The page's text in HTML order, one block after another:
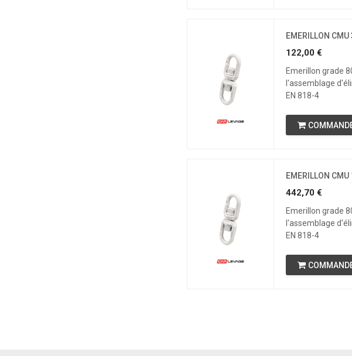
EMERILLON CMU
122,00€
Emerillon grade
l'assemblage
EN 818-4
EMERILLON CMU
442,70€
Emerillon grade
l'assemblage
EN 818-4